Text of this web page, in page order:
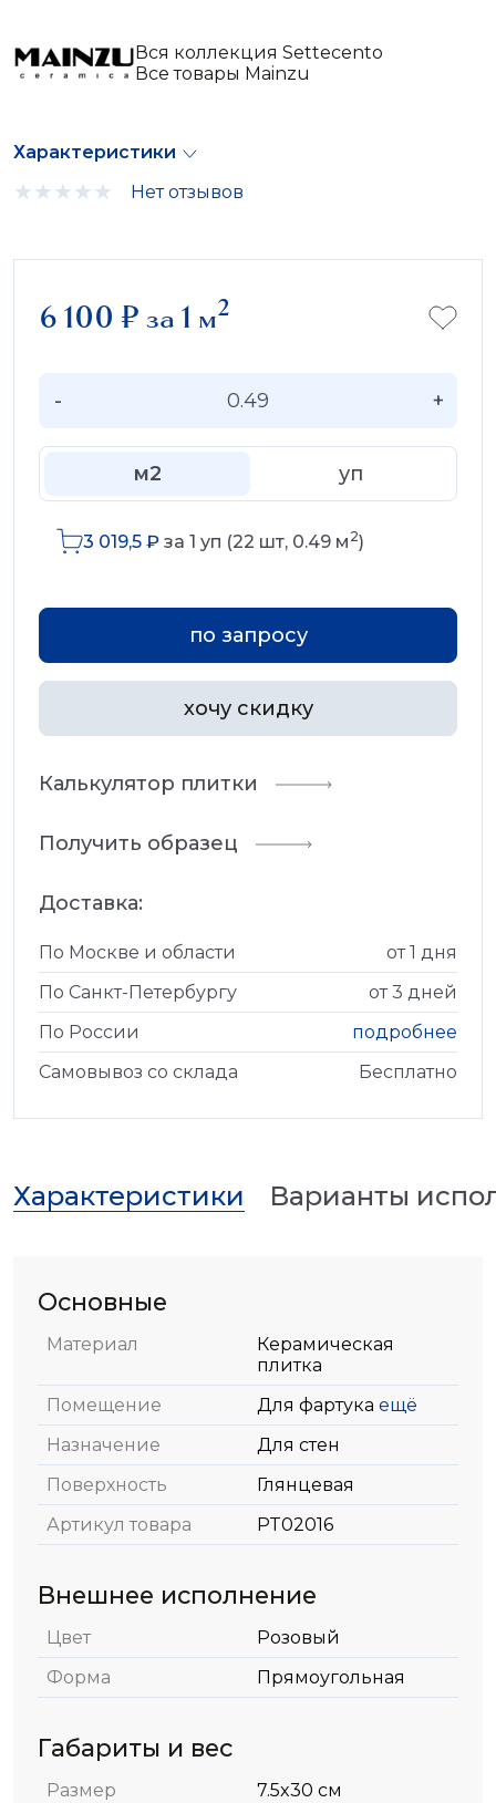
Вся коллекция Settecento
Все товары Mainzu
Характеристики
Нет отзывов
6 100 ₽за 1 м2
- +
м2 уп
3 019,5 ₽ за 1 уп (22 шт, 0.49 м 2)
по запросу
хочу скидку
Калькулятор плитки
Получить образец
Доставка:
По Москве и области
от 1 дня
По Санкт-Петербургу
от 3 дней
По России
подробнее
Самовывоз со склада
Бесплатно
Характеристики Варианты
Основные
Материал
Керамическая
плитка
Помещение
Для фартука ещё
Назначение
Для стен
Поверхность
Глянцевая
Артикул товара
PT02016
Внешнее исполнение
Цвет
Розовый
Форма
Прямоугольная
Габариты и вес
Размер 7.5x30 см